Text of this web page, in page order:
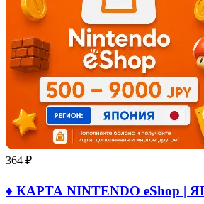
364 ₽
♦️ КАРТА NINTENDO eShop |